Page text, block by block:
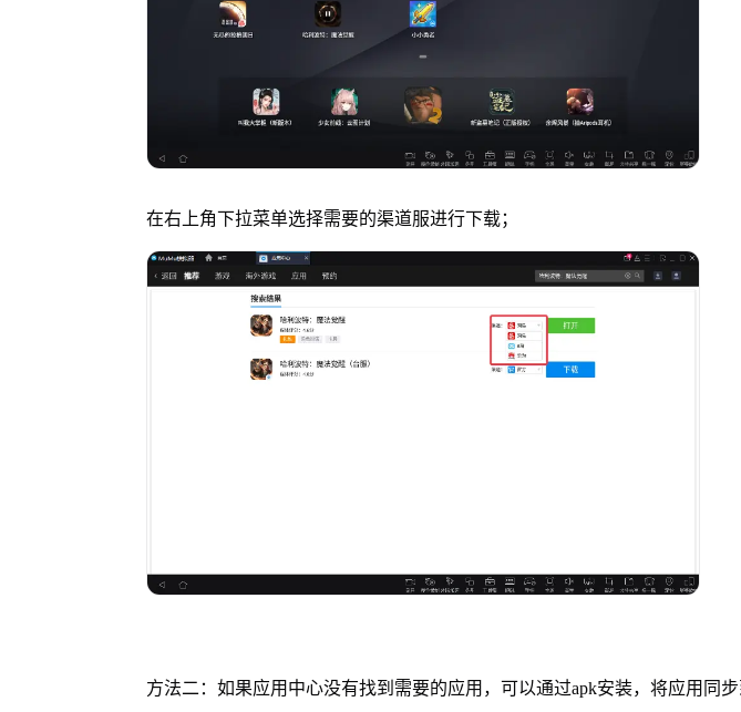
在右上角下拉菜单选择需要的渠道服进行下载；
方法二：如果应用中心没有找到需要的应用，可以通过apk安装，将应用同步